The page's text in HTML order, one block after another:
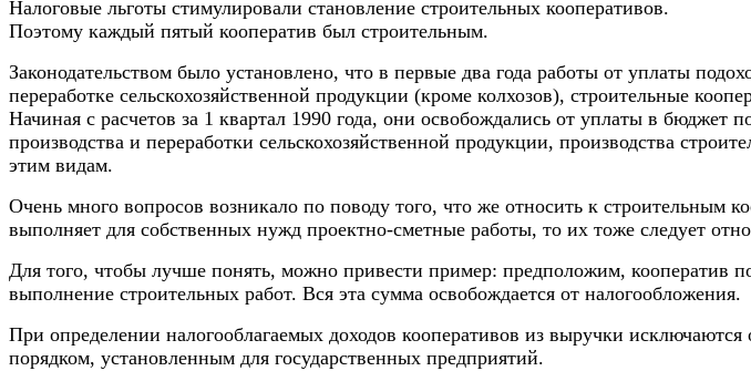
Налоговые льготы стимулировали становление строительных кооперативов.
Поэтому каждый пятый кооператив был строительным.
Законодательством было установлено, что в первые два года работы от уплаты
переработке сельскохозяйственной продукции (кроме колхозов), строительные
Начиная с расчетов за 1 квартал 1990 года, они освобождались от уплаты в бюджет
производства и переработки сельскохозяйственной продукции, производства
этим видам.
Очень много вопросов возникало по поводу того, что же относить к строительным
выполняет для собственных нужд проектно-сметные работы, то их тоже следует
Для того, чтобы лучше понять, можно привести пример: предположим, кооператив
выполнение строительных работ. Вся эта сумма освобождается от налогообложения.
При определении налогооблагаемых доходов кооперативов из выручки
порядком, установленным для государственных предприятий.